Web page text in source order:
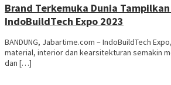
Brand Terkemuka Dunia
IndoBuildTech Expo 2023
BANDUNG, Jabartime.com – IndoBuildTech
material, interior dan kearsitekturan semakin
dan […]